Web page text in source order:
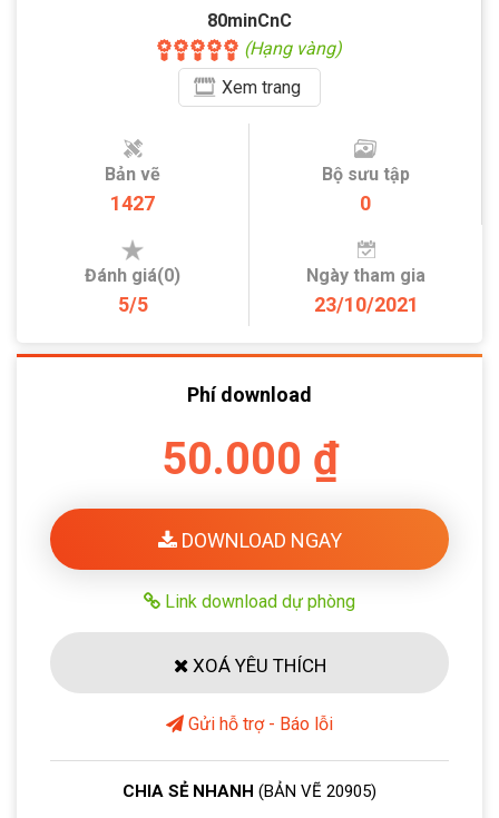
80minCnC
(Hạng vàng)
Xemtrang
Bản vẽ
1427
Bộ sưu tập
0
Đánh giá(0)
5/5
Ngày tham gia
23/10/2021
Phí download
50.000 ₫
DOWNLOAD NGAY
Link download dự phòng
XOÁ YÊU THÍCH
Gửi hỗ trợ - Báo lỗi
CHIA SẺ NHANH (BẢN VẼ 20905)